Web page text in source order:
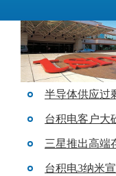
半导体供应过
台积电客户大
三星推出高端
台积电3纳米宣